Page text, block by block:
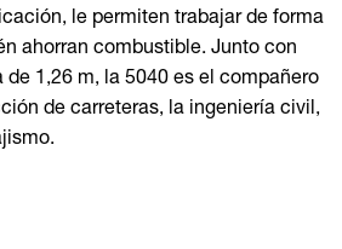
le permiten trabajar de forma
ahorran combustible. Junto con
1,26 m, la 5040 es el compañero
de carreteras, la ingeniería civil,